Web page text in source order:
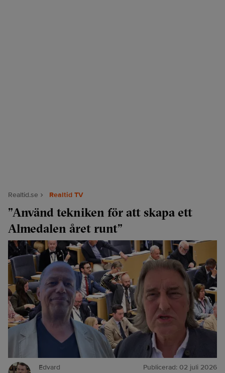
Realtid.se Realtid TV
”Använd tekniken för att skapa ett
Almedalen året runt”
Edvard
Publicerad: 02 juli 2026